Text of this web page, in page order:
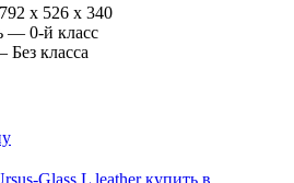
x 526 x 340
— 0-й класс
Без класса